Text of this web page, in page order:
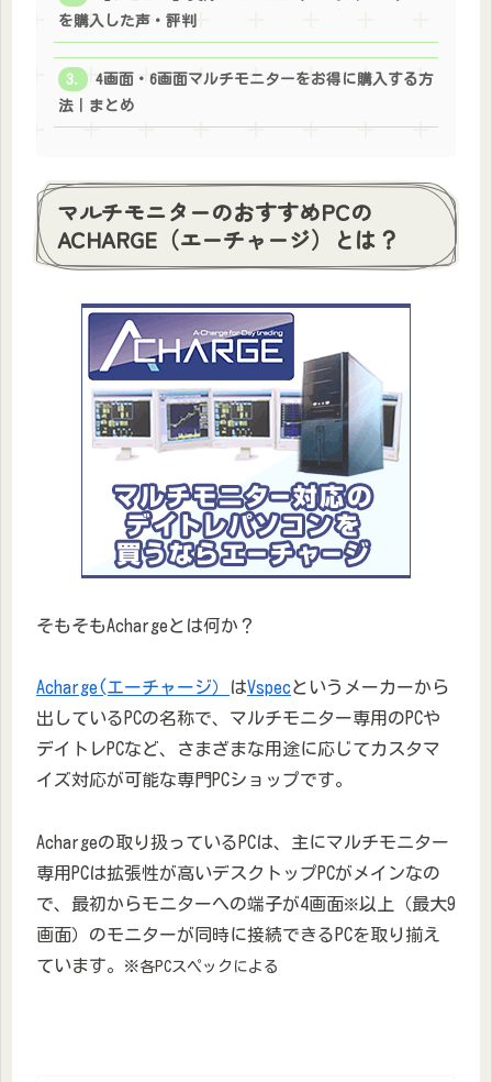
を購入した声・評判
4画面・6画面マルチモニターをお得に購入する方
法｜まとめ
マルチモニターのおすすめPCの
ACHARGE（エーチャージ）とは？
そもそもAchargeとは何か？
Acharge(エーチャージ） はVspecというメーカーから
出しているPCの名称で、マルチモニター専用のPCや
デイトレPCなど、さまざまな用途に応じてカスタマ
イズ対応が可能な専門PCショップです。
Achargeの取り扱っているPCは、主にマルチモニター
専用PCは拡張性が高いデスクトップPCがメインなの
で、最初からモニターへの端子が4画面※ 以上（最大9
画面）のモニターが同時に接続できるPCを取り揃え
ています。
※各PCスペックによる